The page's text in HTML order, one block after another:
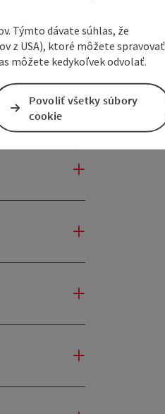
Týmto dávate súhlas, že
z USA), ktoré môžete spravovať
môžete kedykoľvek odvolať.
Povoliť všetky súbory
cookie